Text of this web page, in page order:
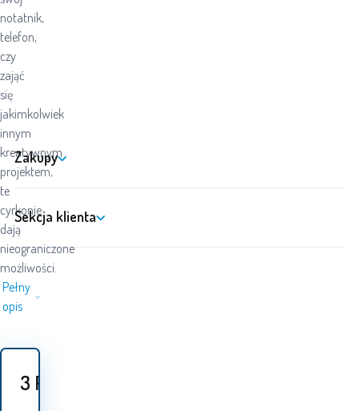
notatnik,
telefon,
czy
zająć
się
jakimkolwiek
innym
kreatywnym
projektem,
te
cyrkonie
dają
nieograniczone
możliwości.
Pełny
opis
3 PLN
Zakupy
Sekcja klienta